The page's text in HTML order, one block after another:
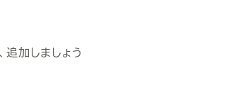
加しましょう